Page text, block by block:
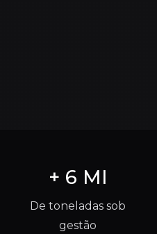
+ 6 MI
De toneladas sob
gestão